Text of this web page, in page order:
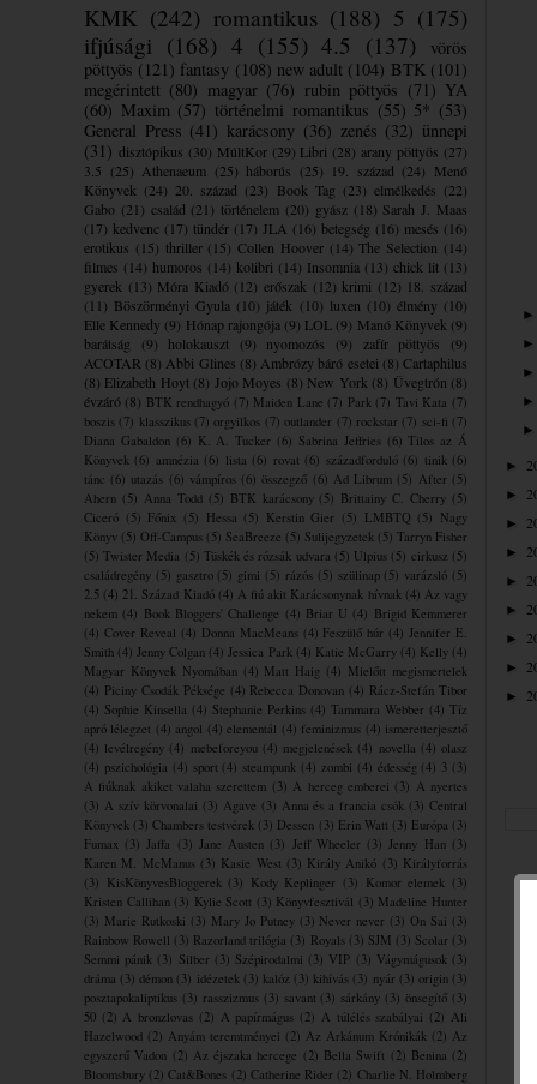
KMK (242) romantikus (188) 5 (175)
ifjúsági (168) 4 (155) 4.5 (137)
vörös
pöttyös (121) fantasy (108) new adult (104) BTK (101)
megérintett (80) magyar (76) rubin pöttyös (71) YA
(60) Maxim (57) történelmi romantikus (55) 5* (53)
General Press (41) karácsony (36) zenés (32) ünnepi
(31) disztópikus (30) MúltKor (29) Libri (28) arany pöttyös (27)
3.5 (25) Athenaeum (25) háborús (25) 19. század (24) Menő
Könyvek (24) 20. század (23) Book Tag (23) elmélkedés (22)
Gabo (21) család (21) történelem (20) gyász (18) Sarah J. Maas
(17) kedvenc (17) tündér (17) JLA (16) betegség (16) mesés (16)
erotikus (15) thriller (15) Collen Hoover (14) The Selection (14)
filmes (14) humoros (14) kolibri (14) Insomnia (13) chick lit (13)
gyerek (13) Móra Kiadó (12) erőszak (12) krimi (12) 18. század
(11) Böszörményi Gyula (10) játék (10) luxen (10) élmény (10)
Elle Kennedy (9) Hónap rajongója (9) LOL (9) Manó Könyvek (9)
barátság
(9) holokauszt (9) nyomozós (9) zafír pöttyös
(9)
ACOTAR (8) Abbi Glines (8) Ambrózy báró esetei (8) Cartaphilus
(8) Elizabeth Hoyt (8) Jojo Moyes (8) New York (8) Üvegtrón (8)
évzáró (8) BTK rendhagyó (7) Maiden Lane (7) Park (7) Tavi Kata (7)
boszis (7) klasszikus (7) orgyilkos (7) outlander (7) rockstar (7) sci-fi (7)
Diana Gabaldon (6) K. A. Tucker (6) Sabrina Jeffries (6) Tilos az Á
Könyvek (6) amnézia (6) lista (6) rovat (6) századforduló (6) tinik (6)
tánc (6) utazás (6) vámpíros (6) összegző (6) Ad Librum (5) After (5)
Ahern (5) Anna Todd (5) BTK karácsony (5) Brittainy C. Cherry (5)
Ciceró (5) Főnix (5) Hessa (5) Kerstin Gier (5) LMBTQ (5) Nagy
Könyv (5) Off-Campus (5) SeaBreeze (5) Sulijegyzetek (5) Tarryn Fisher
(5) Twister Media (5) Tüskék és rózsák udvara (5) Ulpius (5) cirkusz (5)
családregény (5) gasztro (5) gimi (5) rázós (5) szülinap (5) varázsló (5)
2.5 (4) 21. Század Kiadó (4) A fiú akit Karácsonynak hívnak (4) Az vagy
nekem (4) Book Bloggers' Challenge (4) Briar U (4) Brigid Kemmerer
(4) Cover Reveal (4) Donna MacMeans (4) Feszülő húr (4) Jennifer E.
Smith (4) Jenny Colgan (4) Jessica Park (4) Katie McGarry (4) Kelly (4)
Magyar Könyvek Nyomában (4) Matt Haig (4) Mielőtt megismertelek
(4) Piciny Csodák Péksége (4) Rebecca Donovan (4) Rácz-Stefán Tibor
(4) Sophie Kinsella (4) Stephanie Perkins (4) Tammara Webber (4) Tíz
apró lélegzet (4) angol (4) elementál (4) feminizmus (4) ismeretterjesztő
(4) levélregény (4) mebeforeyou (4) megjelenések (4) novella (4) olasz
(4) pszichológia (4) sport (4) steampunk (4) zombi (4) édesség (4) 3 (3)
A fiúknak akiket valaha szerettem (3) A herceg emberei (3) A nyertes
(3) A szív körvonalai (3) Agave (3) Anna és a francia csók (3) Central
Könyvek (3) Chambers testvérek (3) Dessen (3) Erin Watt (3) Európa (3)
Fumax (3) Jaffa (3) Jane Austen (3) Jeff Wheeler (3) Jenny Han (3)
Karen M. McManus (3) Kasie West (3) Király Anikó (3) Királyforrás
(3) KisKönyvesBloggerek (3) Kody Keplinger (3) Komor elemek (3)
Kristen Callihan (3) Kylie Scott (3) Könyvfesztivál (3) Madeline Hunter
(3) Marie Rutkoski (3) Mary Jo Putney (3) Never never (3) On Sai (3)
Rainbow Rowell (3) Razorland trilógia (3) Royals (3) SJM (3) Scolar (3)
Semmi pánik (3) Silber (3) Szépirodalmi (3) VIP (3) Vágymágusok (3)
dráma (3) démon (3) idézetek (3) kalóz (3) kihívás (3) nyár (3) origin (3)
posztapokaliptikus (3) rasszizmus (3) savant (3) sárkány (3) önsegítő (3)
50 (2) A bronzlovas (2) A papírmágus (2) A túlélés szabályai (2) Ali
Hazelwood (2) Anyám teremtményei (2) Az Arkánum Krónikák (2) Az
egyszerű Vadon (2) Az éjszaka hercege (2) Bella Swift (2) Benina (2)
Bloomsbury (2) Cat&Bones (2) Catherine Rider (2) Charlie N. Holmberg
►
►
►
►
►
►
►
►
►